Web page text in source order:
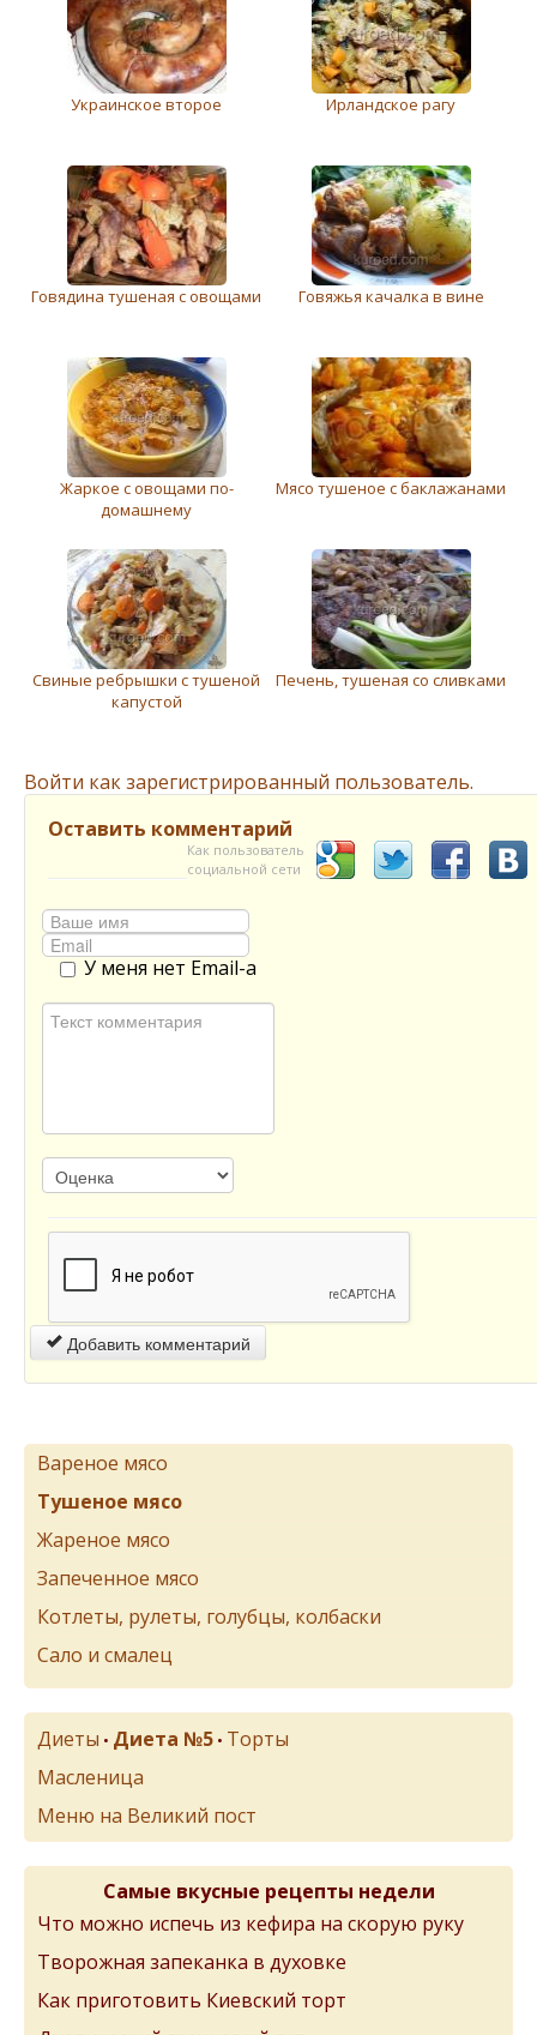
Украинское второе Ирландское рагу
Говядина тушеная с овощами Говяжья качалка в вине
Жаркое с овощами по-
домашнему
Мясо тушеное с баклажанами
Свиные ребрышки с тушеной
капустой
Печень, тушеная со сливками
Войти как зарегистрированный пользователь.
Оставить комментарий
Как пользователь
социальной сети
У меня нет Email-а
Добавить комментарий
Вареное мясо
Тушеное мясо
Жареное мясо
Запеченное мясо
Котлеты, рулеты, голубцы, колбаски
Сало и смалец
Диеты • Диета №5 • Торты
Масленица
Меню на Великий пост
Самые вкусные рецепты недели
Что можно испечь из кефира на скорую руку
Творожная запеканка в духовке
Как приготовить Киевский торт